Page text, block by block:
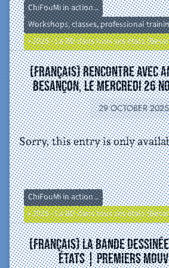
ChiFouMi in action...
Workshops, classes, professional
• 2025 - La BD dans tous ses états
(Français) Rencontre avec
Besançon, le mercredi 26
29 OCTOBER 2025
Sorry, this entry is only
ChiFouMi in action...
• 2025 - La BD dans tous ses états
(Français) La bande
états | premiers